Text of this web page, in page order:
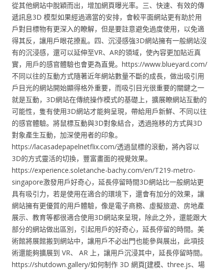
從其他網站中脫穎而出，增加網頁曝光率。三、快速、有效的傳
遞訊息3D 模型如果經過適當的安排，會較平面網站更有助於用
戶對目標物有更深入的瞭解，但是要註意避免過度使用，以免適
得其反，讓用戶眼花撩亂。四、沉浸感強3D網站擁有一般網站沒
有的沉浸感，還可以延伸至VR、AR的領域，使內容更加貼近真
實，用戶的感官體驗也會更為直覺。https://www.blueyard.com/
不同以往的互動方式隨著近年網站數量不斷的成長，做出吸引用
戶目光的網站開始顯得格外重要，而吸引目光很重要的關鍵之一
就是互動，3D網站在傳統操作模式的基礎上，擴展瞭網站互動的
可能性，隻有使用3D網站才能夠呈現，帶給用戶新鮮、不同以往
的感官體驗。將鼠標互動與3D對象結合，透過拖移的方式與3D
對象產生互動，加深使用者的印象。
https://lacasadepapelnetflix.com/透過鼠標的滾動，將內容以
3D的方式靈活的切換，豐富畫面的視覺效果。
https://experience.soletanche-bachy.com/en/T219-metro-
singapore激發用戶好奇心，延長停留時間3D網站比一般網站更
具有吸引力，若是使用在適合的環境下，還會有加分的效果，讓
網站擁有更優質的用戶體驗，像是電子商務、虛擬旅遊、房地產
展示、教育等都很適合使用3D網站來呈現，除此之外，還能跟大
部分的網站做出區別，引起用戶的好奇心，延長停留的時間。美
術館將展館搬到網站中，讓用戶不必出門也能參與展出，此項技
術還能夠擴展到 VR、 AR 上，讓用戶沉浸其中，延長停留時間。
https://shutdown.gallery/如何制作 3D 網頁[建模、three.js、場